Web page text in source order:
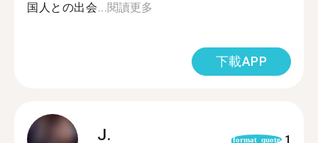
国人との出会...閱讀更多
下載APP
J. format_quote 1